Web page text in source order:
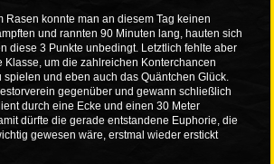
Rasen konnte man an diesem Tag keinen
und rannten 90 Minuten lang, hauten sich
diese 3 Punkte unbedingt. Letztlich fehlte aber
Klasse, um die zahlreichen Konterchancen
spielen und eben auch das Quäntchen Glück.
gegenüber und gewann schließlich
durch eine Ecke und einen 30 Meter
dürfte die gerade entstandene Euphorie, die
gewesen wäre, erstmal wieder erstickt